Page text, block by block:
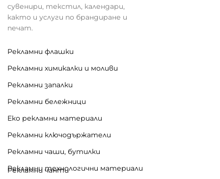
Брандиране върху удължената картонена
основа
надписване с фирмено лого и координати
(за оферта – консултант)
Доставка и изработка:
Видяна от: 0
сувенири, текстил, календари,
както и услуги по брандиране и
печат.
Рекламни флашки
Рекламни химикалки и моливи
Рекламни запалки
Рекламни бележници
Еко рекламни материали
Рекламни ключодържатели
Рекламни чаши, бутилки
Рекламни технологични материали
Рекламни чанти